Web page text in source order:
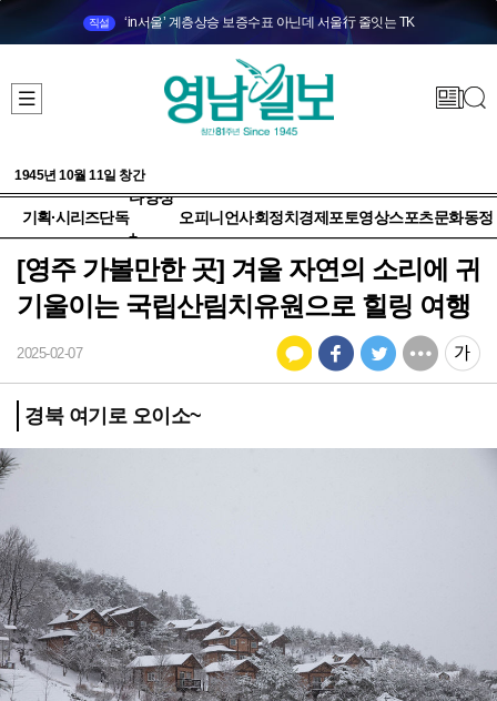
직설 ‘in서울’ 계층상승 보증수표 아닌데 서울行 줄잇는 TK
1945년 10월 11일 창간
기획·시리즈단독
다양성
+
오피니언사회정치 경제 포토영상스포츠문화동정
[영주 가볼만한 곳] 겨울 자연의 소리에 귀
기울이는 국립산림치유원으로 힐링 여행
2025-02-07
경북 여기로 오이소~